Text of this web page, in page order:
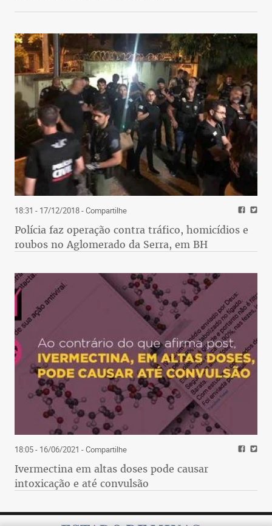
18:31 - 17/12/2018- Compartilhe
Polícia faz operação contra tráfico, homicídios e
roubos no Aglomerado da Serra, em BH
18:05 - 16/06/2021 - Compartilhe
Ivermectina em altas doses pode causar
intoxicação e até convulsão